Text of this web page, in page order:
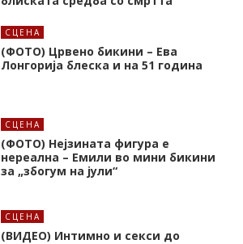
СЦЕНА
(ФОТО) Црвено бикини – Ева
Лонгорија блеска и на 51 година
СЦЕНА
(ФОТО) Нејзината фигура е
нереална – Емили во мини бикини
за „збогум на јули“
СЦЕНА
(ВИДЕО) Интимно и секси до